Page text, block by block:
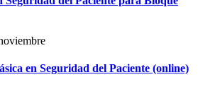
en Seguridad del Paciente (online)